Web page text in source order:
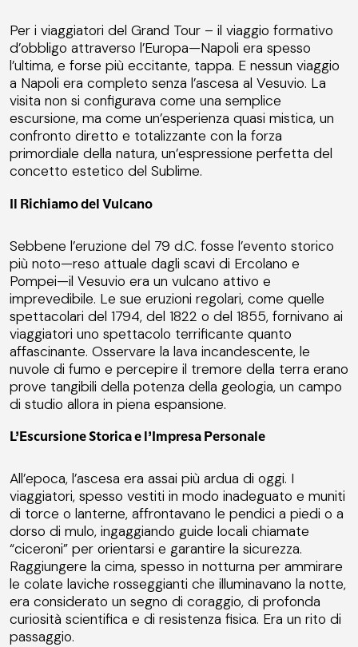
Per i viaggiatori del Grand Tour – il viaggio formativo
d’obbligo attraverso l’Europa—Napoli era spesso
l’ultima, e forse più eccitante, tappa. E nessun viaggio
a Napoli era completo senza l’ascesa al Vesuvio. La
visita non si configurava come una semplice
escursione, ma come un’esperienza quasi mistica, un
confronto diretto e totalizzante con la forza
primordiale della natura, un’espressione perfetta del
concetto estetico del Sublime.
Il Richiamo del Vulcano
Sebbene l’eruzione del 79 d.C. fosse l’evento storico
più noto—reso attuale dagli scavi di Ercolano e
Pompei—il Vesuvio era un vulcano attivo e
imprevedibile. Le sue eruzioni regolari, come quelle
spettacolari del 1794, del 1822 o del 1855, fornivano ai
viaggiatori uno spettacolo terrificante quanto
affascinante. Osservare la lava incandescente, le
nuvole di fumo e percepire il tremore della terra erano
prove tangibili della potenza della geologia, un campo
di studio allora in piena espansione.
L’Escursione Storica e l’Impresa Personale
All’epoca, l’ascesa era assai più ardua di oggi. I
viaggiatori, spesso vestiti in modo inadeguato e muniti
di torce o lanterne, affrontavano le pendici a piedi o a
dorso di mulo, ingaggiando guide locali chiamate
“ciceroni” per orientarsi e garantire la sicurezza.
Raggiungere la cima, spesso in notturna per ammirare
le colate laviche rosseggianti che illuminavano la notte,
era considerato un segno di coraggio, di profonda
curiosità scientifica e di resistenza fisica. Era un rito di
passaggio.